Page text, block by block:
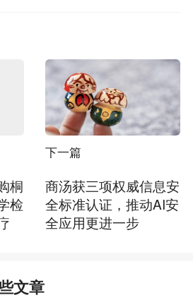
桐
检
下一篇
商汤获三项权威信息安
全标准认证，推动AI安
全应用更进一步
文章